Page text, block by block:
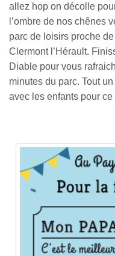
allez hop on décolle
l’ombre de nos chênes
parc de loisirs proche
Clermont l’Hérault.
Diable pour vous
minutes du parc. Tout
avec les enfants pour